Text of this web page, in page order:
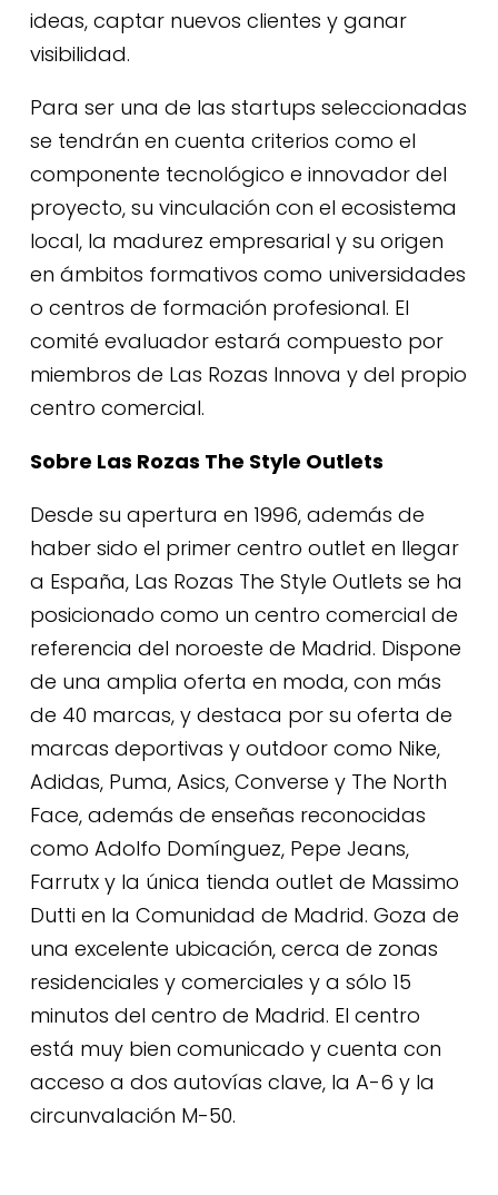
ideas, captar nuevos clientes y ganar
visibilidad.
Para ser una de las startups seleccionadas
se tendrán en cuenta criterios como el
componente tecnológico e innovador del
proyecto, su vinculación con el ecosistema
local, la madurez empresarial y su origen
en ámbitos formativos como universidades
o centros de formación profesional. El
comité evaluador estará compuesto por
miembros de Las Rozas Innova y del propio
centro comercial.
Sobre Las Rozas The Style Outlets
Desde su apertura en 1996, además de
haber sido el primer centro outlet en llegar
a España, Las Rozas The Style Outlets se ha
posicionado como un centro comercial de
referencia del noroeste de Madrid. Dispone
de una amplia oferta en moda, con más
de 40 marcas, y destaca por su oferta de
marcas deportivas y outdoor como Nike,
Adidas, Puma, Asics, Converse y The North
Face, además de enseñas reconocidas
como Adolfo Domínguez, Pepe Jeans,
Farrutx y la única tienda outlet de Massimo
Dutti en la Comunidad de Madrid. Goza de
una excelente ubicación, cerca de zonas
residenciales y comerciales y a sólo 15
minutos del centro de Madrid. El centro
está muy bien comunicado y cuenta con
acceso a dos autovías clave, la A-6 y la
circunvalación M-50.